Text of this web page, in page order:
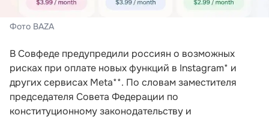
Фото BAZA
В Совфеде предупредили россиян о возможных
рисках при оплате новых функций в Instagram* и
других сервисах Meta**. По словам заместителя
председателя Совета Федерации по
конституционному законодательству и